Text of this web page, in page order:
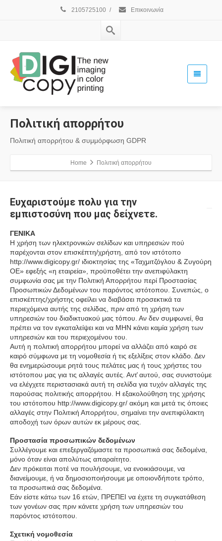
2105725100 / Επικοινωνία
Πολιτική απορρήτου
Πολιτική απορρήτου & συμμόρφωση GDPR
Home Πολιτική απορρήτου
Ευχαριστούμε πολυ για την
εμπιστοσύνη που μας δείχνετε.
ΓΕΝΙΚΑ
Η χρήση των ηλεκτρονικών σελίδων και υπηρεσιών πού
παρέχονται στον επισκέπτη/χρήστη, από τον ιστότοπο
http://www.digicopy.gr/ ιδιοκτησίας της «Ταχμιτζόγλου & Ζυγούρη
ΟΕ» εφεξής «η εταιρεία», προϋποθέτει την ανεπιφύλακτη
συμφωνία σας με την Πολιτική Απορρήτου περί Προστασίας
Προσωπικών Δεδομένων του παρόντος ιστότοπου. Συνεπώς, ο
επισκέπτης/χρήστης οφείλει να διαβάσει προσεκτικά τα
περιεχόμενα αυτής της σελίδας, πριν από τη χρήση των
υπηρεσιών του διαδικτυακού μας τόπου. Αν δεν συμφωνεί, θα
πρέπει να τον εγκαταλείψει και να ΜΗΝ κάνει καμία χρήση των
υπηρεσιών και του περιεχομένου του.
Αυτή η πολιτική απορρήτου μπορεί να αλλάζει από καιρό σε
καιρό σύμφωνα με τη νομοθεσία ή τις εξελίξεις στον κλάδο. Δεν
θα ενημερώσουμε ρητά τους πελάτες μας ή τους χρήστες του
ιστότοπου μας για τις αλλαγές αυτές. Αντ̓ αυτού, σας συνιστούμε
να ελέγχετε περιστασιακά αυτή τη σελίδα για τυχόν αλλαγές της
παρούσας πολιτικής απορρήτου. Η εξακολούθηση της χρήσης
του ιστότοπου http://www.digicopy.gr/ ακόμη και μετά τις όποιες
αλλαγές στην Πολιτική Απορρήτου, σημαίνει την ανεπιφύλακτη
αποδοχή των όρων αυτών εκ μέρους σας.
Προστασία προσωπικών δεδομένων
Συλλέγουμε και επεξεργαζόμαστε τα προσωπικά σας δεδομένα,
μόνο όταν είναι απολύτως απαραίτητο.
Δεν πρόκειται ποτέ να πουλήσουμε, να ενοικιάσουμε, να
διανείμουμε, ή να δημοσιοποιήσουμε με οποιονδήποτε τρόπο,
τα προσωπικά σας δεδομένα.
Εάν είστε κάτω των 16 ετών, ΠΡΕΠΕΙ να έχετε τη συγκατάθεση
των γονέων σας πριν κάνετε χρήση των υπηρεσιών του
παρόντος ιστότοπου.
Σχετική νομοθεσία